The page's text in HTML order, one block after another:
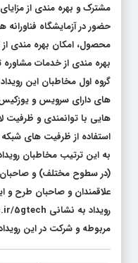
مشترک و بهره مندی از
حضور در آزمایشگاه
بهره مندی از خدمات
گروه اول مخاطبان این
هایی با توانمندی و ظرفیت
استفاده از ظرفیت های شبکه ۵G هستند.
به این ترتیب مخاطبان
(در سطوح مختلف) و
علاقمندان و صاحبان طرح و
مربوطه و شرکت در این